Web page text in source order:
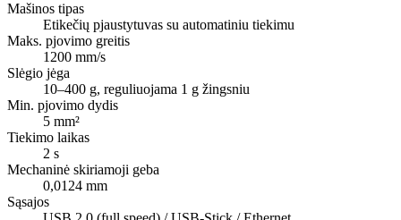
Mašinos tipas
Etikečių pjaustytuvas su automatiniu tiekimu
Maks. pjovimo greitis
1200 mm/s
Slėgio jėga
10–400 g, reguliuojama 1 g žingsniu
Min. pjovimo dydis
5 mm²
Tiekimo laikas
2 s
Mechaninė skiriamoji geba
0,0124 mm
Sąsajos